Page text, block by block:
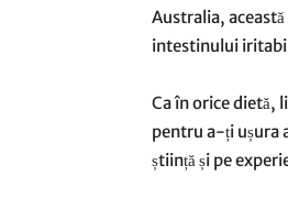
Australia,
intestinului
Ca în orice dietă,
pentru a-ți ușura
știință și pe